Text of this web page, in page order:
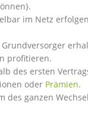
im Netz
profitieren.
des ersten
oder Prämien.
des ganzen